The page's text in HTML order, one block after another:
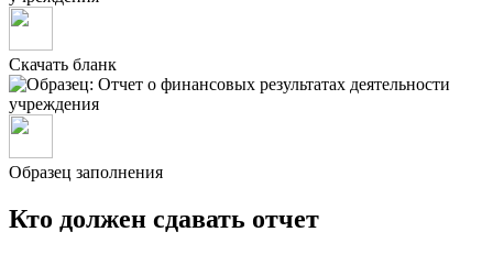
Скачать бланк
Образец заполнения
Кто должен сдавать отчет